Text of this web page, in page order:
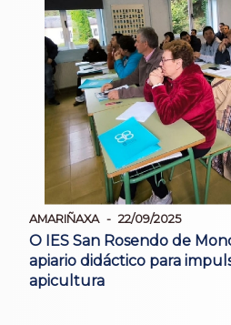
AMARIÑAXA 22/09/2025
O IES San Rosendo de
apiario didáctico para
apicultura